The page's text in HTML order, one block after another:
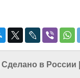
Сделано в России